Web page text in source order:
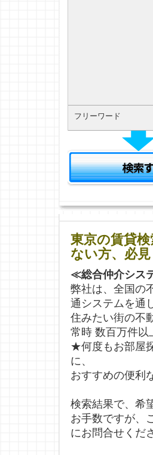
フリーワード
東京の賃貸
ない方、必見
≪総合仲介シス
弊社は、全国の
通システムを通
住みたい街の不
常時 数百万件以
★何度もお部屋
に、
おすすめの便利
検索結果で、希
お手数ですが、
にお問合せくだ